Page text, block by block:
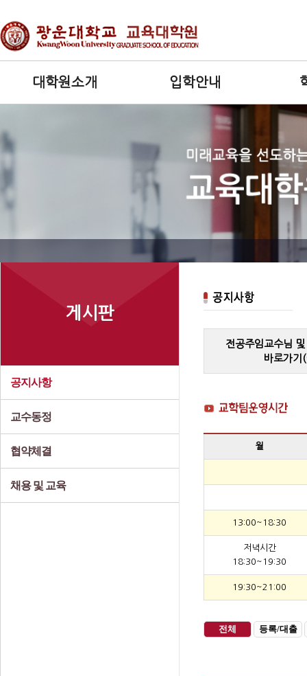
대학원소개 입학안내
게시판
공지사항
교수동정
협약체결
채용 및 교육
전공주임교수님
바로가기
월
13:00~18:30
저녁시간
18:30~19:30
19:30~21:00
전체 등록/대출